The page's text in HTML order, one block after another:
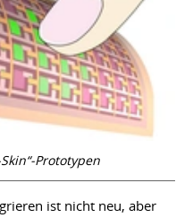
Prototypen
ist nicht neu, aber